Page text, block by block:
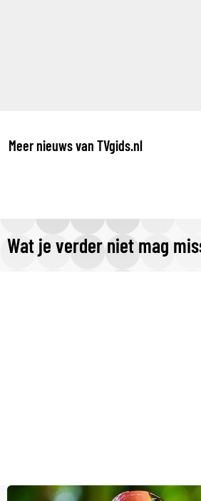
Meer nieuws van TVgids.nl
Wat je verder niet mag